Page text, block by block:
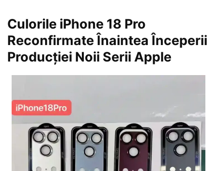
Culorile iPhone 18 Pro
Reconfirmate Înaintea Începerii
Producției Noii Serii Apple